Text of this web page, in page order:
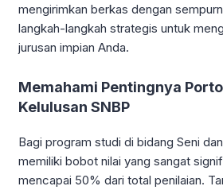
mengirimkan berkas dengan
langkah-langkah strategis untuk
jurusan impian Anda.
Memahami Pentingnya
Kelulusan SNBP
Bagi program studi di bidang Seni
memiliki bobot nilai yang sangat
mencapai 50% dari total penilaian.